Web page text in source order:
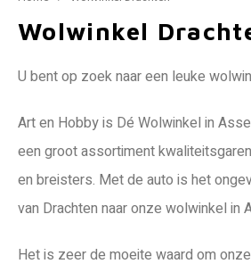
Wolwinkel
U bent op zoek naar een leuke
Art en Hobby is Dé Wolwinkel in
een groot assortiment
en breisters. Met de auto is het
van Drachten naar onze wolwinkel in
Het is zeer de moeite waard om